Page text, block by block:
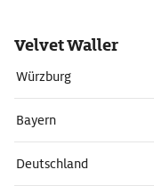
Velvet Waller
Würzburg
Bayern
Deutschland